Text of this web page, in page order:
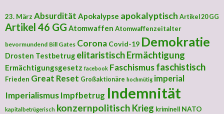
23. März Absurdität Apokalypse apokalyptisch Artikel 20 GG
Artikel 46 GG Atomwaffen Atomwaffenzeitalter
bevormundend Bill Gates Corona Covid-19 Demokratie
Drosten Testbetrug elitaristischErmächtigung
Ermächtigungsgesetz facebook Faschismusfaschistisch
Frieden Great Reset Großaktionäre hochmütig imperial
Imperialismus Impfbetrug Indemnität
kapitalbetrügerisch konzernpolitisch Krieg kriminell
NATO